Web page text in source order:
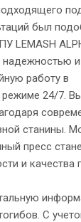
был
LEMASH
надежностью
работу в
24/7.
станины.
пресс
и качества
С